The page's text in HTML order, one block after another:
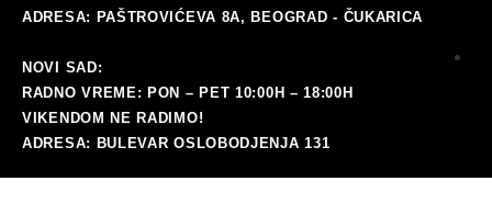
ADRESA: PAŠTROVIĆEVA 8A, BEOGRAD - ČUKARICA
NOVI SAD:
RADNO VREME: PON – PET 10:00H – 18:00H
VIKENDOM NE RADIMO!
ADRESA: BULEVAR OSLOBODJENJA 131